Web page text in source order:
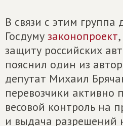
В связи с этим группа
Госдуму законопроект
защиту российских
пояснил один из
депутат Михаил
перевозчики активно
весовой контроль на
и выдача разрешений